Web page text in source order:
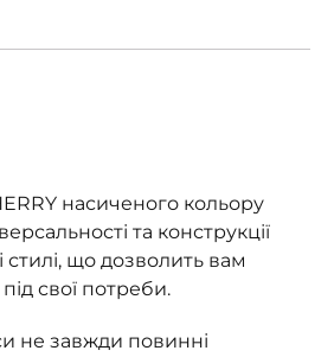
насиченого кольору
та конструкції
стилі, що дозволить вам
свої потреби.
не завжди повинні